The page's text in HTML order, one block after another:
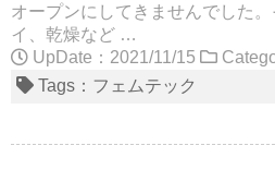
オープンにしてきませんでした
イ、乾燥など …
UpDate：2021/11/15
Tags： フェムテック